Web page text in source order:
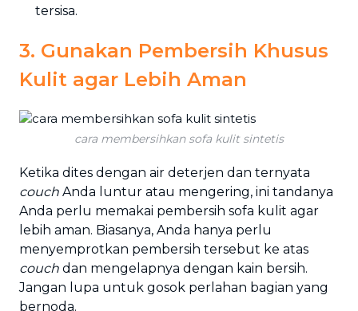
tersisa.
3. Gunakan Pembersih Khusus
Kulit agar Lebih Aman
cara membersihkan sofa kulit sintetis
Ketika dites dengan air deterjen dan ternyata
couch Anda luntur atau mengering, ini tandanya
Anda perlu memakai pembersih sofa kulit agar
lebih aman. Biasanya, Anda hanya perlu
menyemprotkan pembersih tersebut ke atas
couch dan mengelapnya dengan kain bersih.
Jangan lupa untuk gosok perlahan bagian yang
bernoda.